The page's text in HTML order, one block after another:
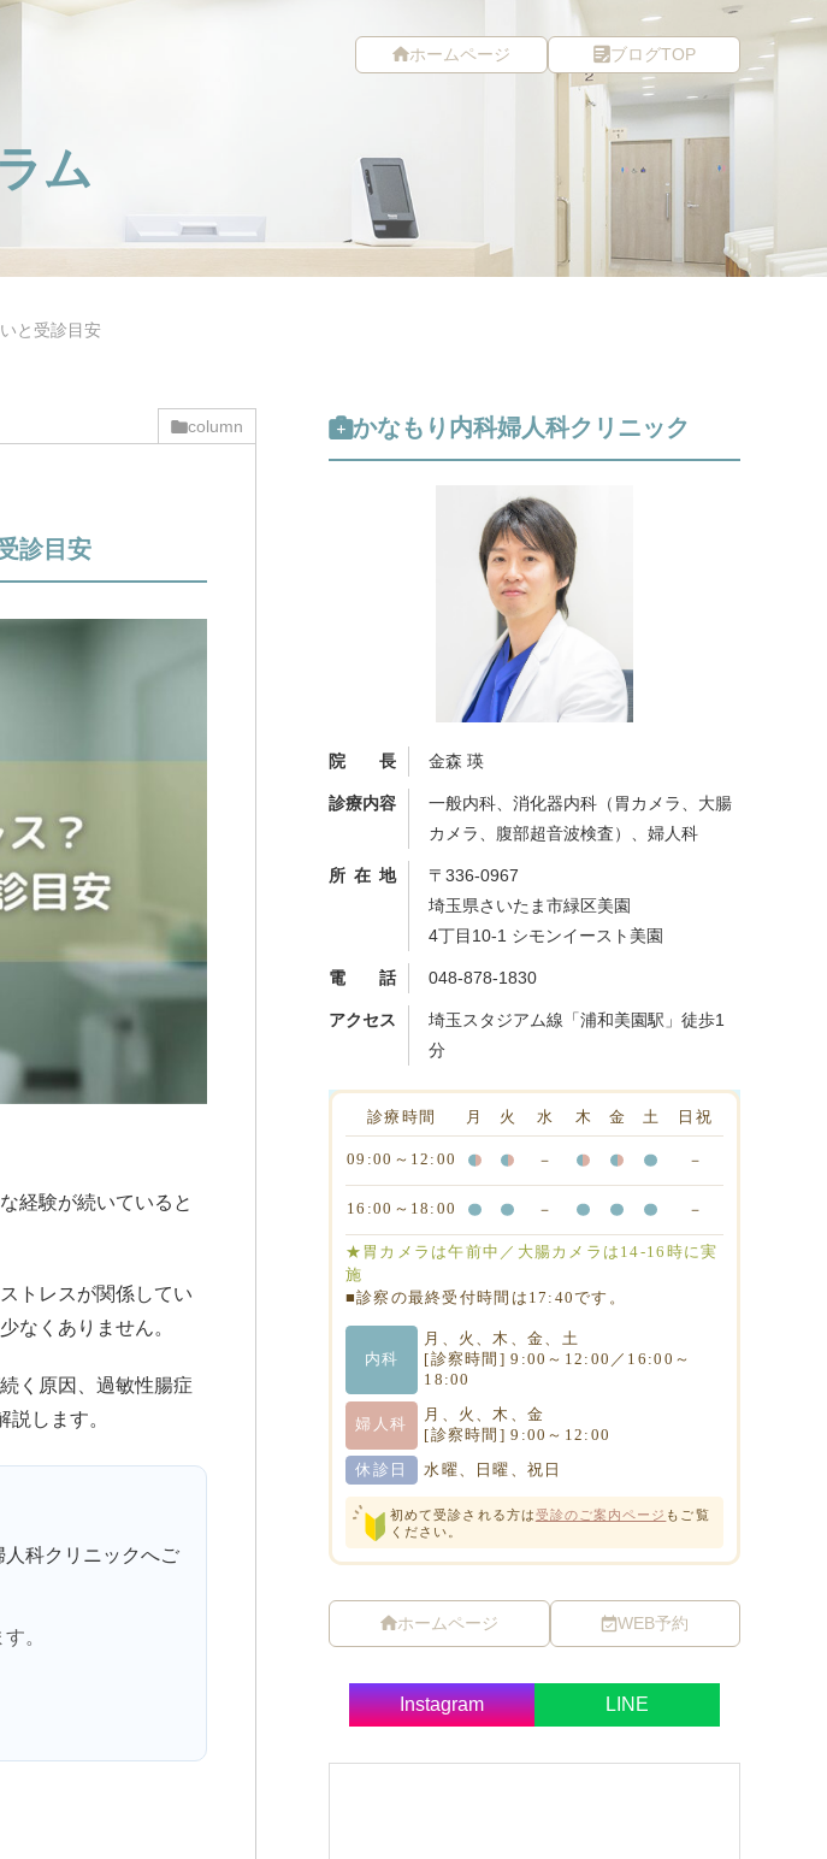
ホームページ ブログTOP
ム
と受診目安
column
診目安
経験が続いていると
トレスが関係してい
なくありません。
く原因、過敏性腸症
します。
科クリニックへご
。
かなもり内科婦人科クリニック
院長 金森 瑛
診療内容
一般内科、消化器内科（胃カメラ、大腸
カメラ、腹部超音波検査）、婦人科
所在地
〒336-0967
埼玉県さいたま市緑区美園
4丁目10-1 シモンイースト美園
電話 048-878-1830
アクセス 埼玉スタジアム線「浦和美園駅」徒歩1
分
ホームページ WEB予約
Instagram LINE